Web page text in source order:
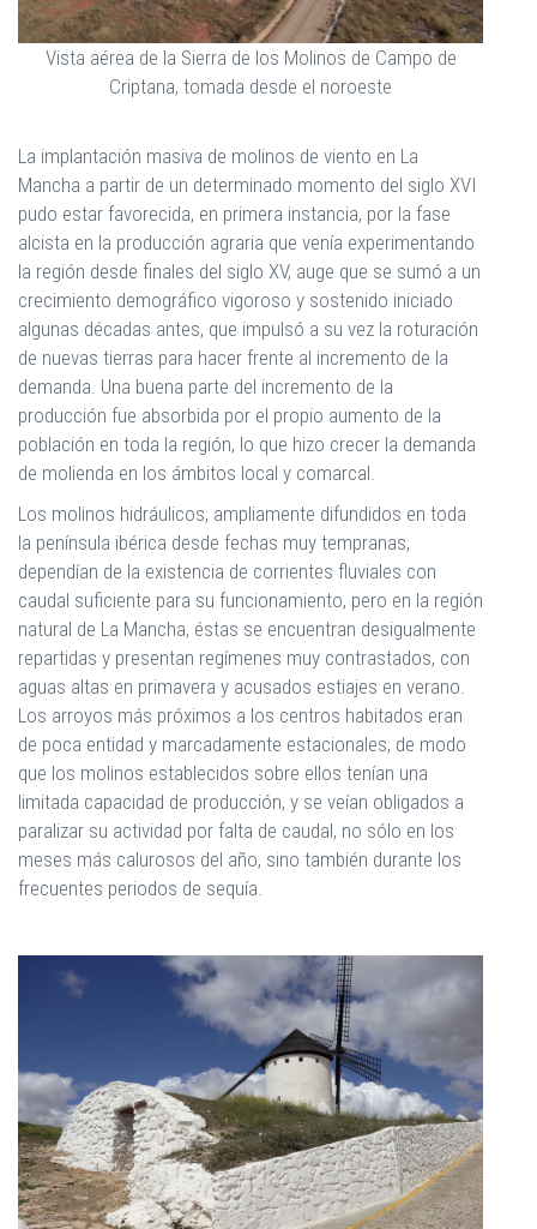
Vista aérea de la Sierra de los Molinos de Campo de
Criptana, tomada desde el noroeste
La implantación masiva de molinos de viento en La
Mancha a partir de un determinado momento del siglo XVI
pudo estar favorecida, en primera instancia, por la fase
alcista en la producción agraria que venía experimentando
la región desde finales del siglo XV, auge que se sumó a un
crecimiento demográfico vigoroso y sostenido iniciado
algunas décadas antes, que impulsó a su vez la roturación
de nuevas tierras para hacer frente al incremento de la
demanda. Una buena parte del incremento de la
producción fue absorbida por el propio aumento de la
población en toda la región, lo que hizo crecer la demanda
de molienda en los ámbitos local y comarcal.
Los molinos hidráulicos, ampliamente difundidos en toda
la península ibérica desde fechas muy tempranas,
dependían de la existencia de corrientes fluviales con
caudal suficiente para su funcionamiento, pero en la región
natural de La Mancha, éstas se encuentran desigualmente
repartidas y presentan regímenes muy contrastados, con
aguas altas en primavera y acusados estiajes en verano.
Los arroyos más próximos a los centros habitados eran
de poca entidad y marcadamente estacionales, de modo
que los molinos establecidos sobre ellos tenían una
limitada capacidad de producción, y se veían obligados a
paralizar su actividad por falta de caudal, no sólo en los
meses más calurosos del año, sino también durante los
frecuentes periodos de sequía.